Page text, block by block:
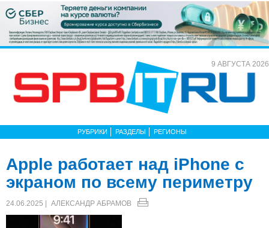
9 АВГУСТА 2026
РУБРИКИ РАЗДЕЛЫ РЕГИОНЫ
Apple работает над iPhone с
экраном по всему периметру
24.06.2025 | АЛЕКСАНДР АБРАМОВ